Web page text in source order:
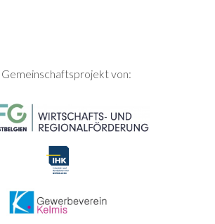
Gemeinschaftsprojekt von: